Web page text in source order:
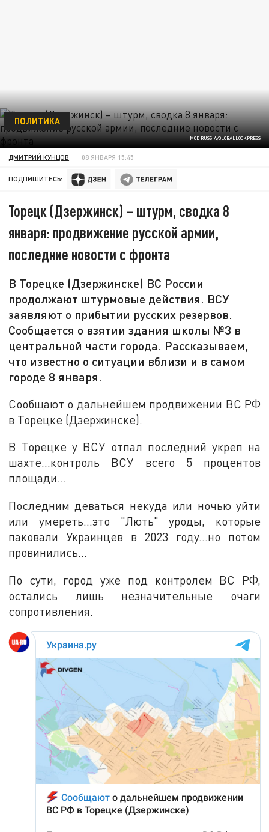
MOD RUSSIA/GLOBALLOOKPRESS
ПОЛИТИКА
ДМИТРИЙ КУНЦОВ 08 ЯНВАРЯ 15:45
ПОДПИШИТЕСЬ:
Торецк (Дзержинск) – штурм, сводка 8
января: продвижение русской армии,
последние новости с фронта
В Торецке (Дзержинске) ВС России
продолжают штурмовые действия. ВСУ
заявляют о прибытии русских резервов.
Сообщается о взятии здания школы №3 в
центральной части города. Рассказываем,
что известно о ситуации вблизи и в самом
городе 8 января.
Сообщают о дальнейшем продвижении ВС РФ
в Торецке (Дзержинске).
В Торецке у ВСУ отпал последний укреп на
шахте...контроль ВСУ всего 5 процентов
площади...
Последним деваться некуда или ночью уйти
или умереть...это "Лють" уроды, которые
паковали Украинцев в 2023 году...но потом
провинились...
По сути, город уже под контролем ВС РФ,
остались лишь незначительные очаги
сопротивления.